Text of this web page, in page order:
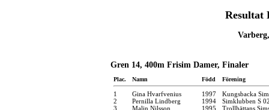
Resultat
Gren 14, 400m Frisim Damer, Finaler
Plac. Namn Född Förening
1 Gina Hvarfvenius 1997
Kungsbacka
2
Pernilla Lindberg 1994
Simklubben S
3
Malin Nilsson 1995
Trollhättans